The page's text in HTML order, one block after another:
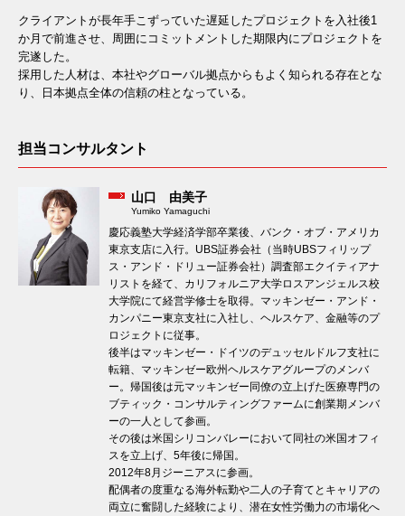
クライアントが長年手こずっていた遅延したプロジェクトを入社後1
か月で前進させ、周囲にコミットメントした期限内にプロジェクトを
完遂した。
採用した人材は、本社やグローバル拠点からもよく知られる存在とな
り、日本拠点全体の信頼の柱となっている。
担当コンサルタント
山口 由美子
Yumiko Yamaguchi
慶応義塾大学経済学部卒業後、バンク・オブ・アメリカ
東京支店に入行。UBS証券会社（当時UBSフィリップ
ス・アンド・ドリュー証券会社）調査部エクイティアナ
リストを経て、カリフォルニア大学ロスアンジェルス校
大学院にて経営学修士を取得。マッキンゼー・アンド・
カンパニー東京支社に入社し、ヘルスケア、金融等のプ
ロジェクトに従事。
後半はマッキンゼー・ドイツのデュッセルドルフ支社に
転籍、マッキンゼー欧州ヘルスケアグループのメンバ
ー。帰国後は元マッキンゼー同僚の立上げた医療専門の
ブティック・コンサルティングファームに創業期メンバ
ーの一人として参画。
その後は米国シリコンバレーにおいて同社の米国オフィ
スを立上げ、5年後に帰国。
2012年8月ジーニアスに参画。
配偶者の度重なる海外転勤や二人の子育てとキャリアの
両立に奮闘した経験により、潜在女性労働力の市場化へ